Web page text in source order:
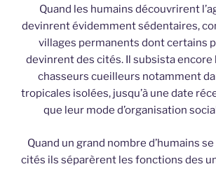
Quand les humains découvrirent
devinrent évidemment sédentaires,
villages permanents dont certains
devinrent des cités. Il subsista
chasseurs cueilleurs notamment
tropicales isolées, jusqu’à une date
que leur mode d’organisation
Quand un grand nombre d’humains
cités ils séparèrent les fonctions des